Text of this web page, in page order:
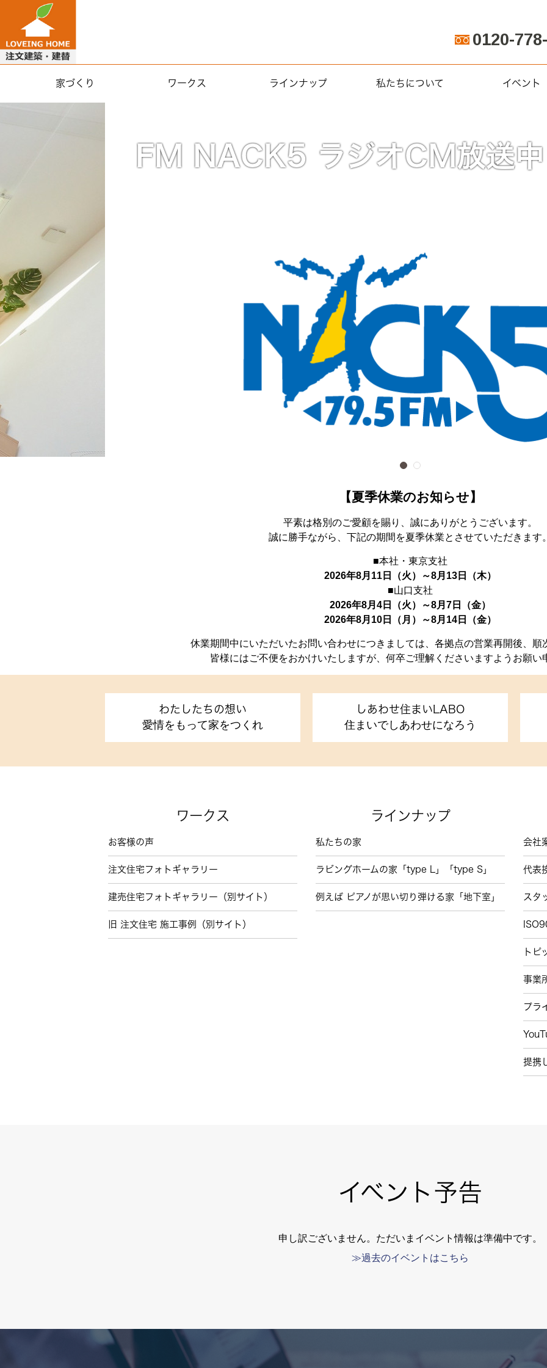
0120-
家づくり ワークス ラインナップ 私たちについて イベント
お客様の声
【夏季休業のお知らせ】
平素は格別のご愛顧を賜り、誠にありがとうございます。
誠に勝手ながら、下記の期間を夏季休業とさせていただきます
■本社・東京支社
2026年8月11日（火）～8月13日（木）
■山口支社
2026年8月4日（火）～8月7日（金）
2026年8月10日（月）～8月14日（金）
休業期間中にいただいたお問い合わせにつきましては、各拠点の営業再開後、順
皆様にはご不便をおかけいたしますが、何卒ご理解くださいますようお願い
わたしたちの想い
愛情をもって家をつくれ
しあわせ住まいLABO
住まいでしあわせになろう
ワークス
お客様の声
注文住宅フォトギャラリー
建売住宅フォトギャラリー（別サイト）
旧 注文住宅 施工事例（別サイト）
ラインナップ
私たちの家
ラビングホームの家「type L」「type S」
例えば ピアノが思い切り弾ける家「地下室」
会社
代表
スタ
トピ
事業
プラ
提携
イベント予告
申し訳ございません。ただいまイベント情報は準備中です。
≫過去のイベントはこちら